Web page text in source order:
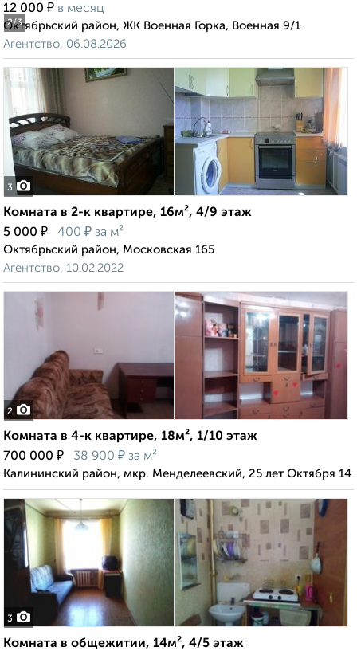
2/3
12 000 ₽ в месяц
Октябрьский район, ЖК Военная Горка, Военная 9/1
Агентство, 06.08.2026
3
Комната в 2-к квартире, 16м², 4/9 этаж
5 000 ₽ 400 ₽ за м²
Октябрьский район, Московская 165
Агентство, 10.02.2022
2
Комната в 4-к квартире, 18м², 1/10 этаж
700 000 ₽ 38 900 ₽ за м²
Калининский район, мкр. Менделеевский, 25 лет Октября 14
3
Комната в общежитии, 14м², 4/5 этаж